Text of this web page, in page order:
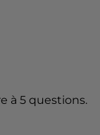
à 5 questions.